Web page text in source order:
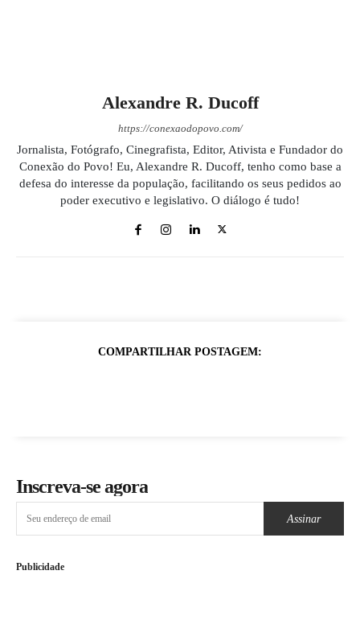
Alexandre R. Ducoff
https://conexaodopovo.com/
Jornalista, Fotógrafo, Cinegrafista, Editor, Ativista e Fundador do
Conexão do Povo! Eu, Alexandre R. Ducoff, tenho como base a
defesa do interesse da população, facilitando os seus pedidos ao
poder executivo e legislativo. O diálogo é tudo!
COMPARTILHAR POSTAGEM:
Inscreva-se agora
Assinar
Publicidade